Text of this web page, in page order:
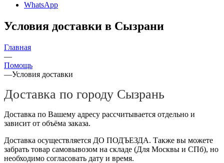
WhatsApp
Условия доставки в Сызрани
Главная
—
Помощь
—Условия доставки
Доставка по городу Сызрань
Доставка по Вашему адресу рассчитывается отдельно и
зависит от объёма заказа.
Доставка осуществляется ДО ПОДЪЕЗДА. Также вы можете
забрать товар самовывозом на складе (Для Москвы и СПб), но
необходимо согласовать дату и время.